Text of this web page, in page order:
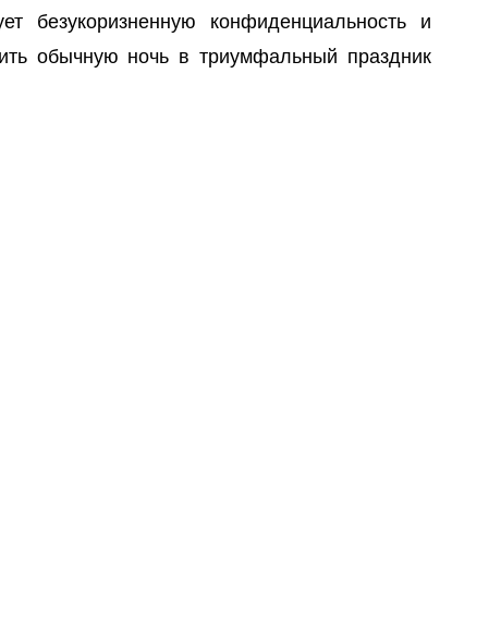
безукоризненную конфиденциальность и
обычную ночь в триумфальный праздник